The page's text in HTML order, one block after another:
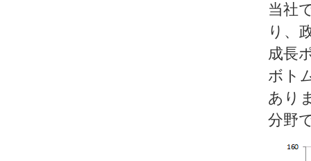
当社
り、
成長
ボト
あり
分野